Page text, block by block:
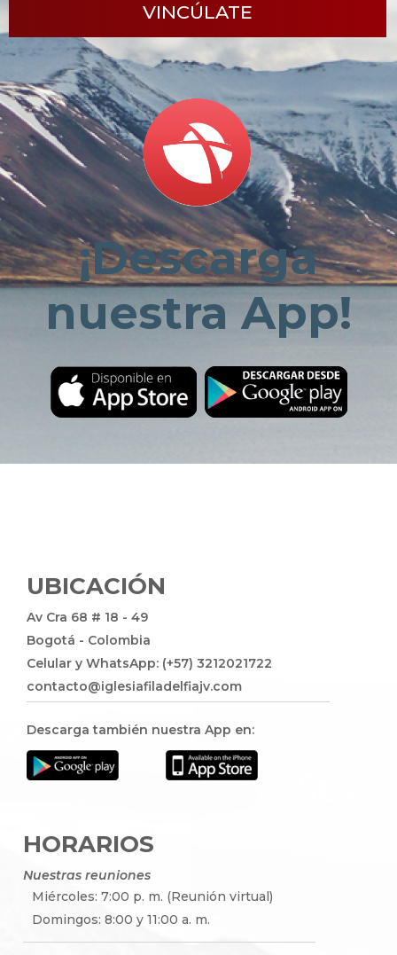
VINCÚLATE
¡Descarga
nuestra App!
UBICACIÓN
Av Cra 68 # 18 - 49
Bogotá - Colombia
Celular y WhatsApp: (+57) 3212021722
contacto@iglesiafiladelfiajv.com
Descarga también nuestra App en:
HORARIOS
Nuestras reuniones
Miércoles: 7:00 p. m. (Reunión virtual)
Domingos: 8:00 y 11:00 a. m.